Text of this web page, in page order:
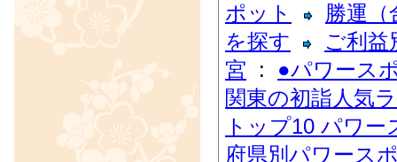
ポット
勝運（
を探す
ご利益
宮 : ●パワース
関東の初詣人気
トップ10 パワー
府県別パワース